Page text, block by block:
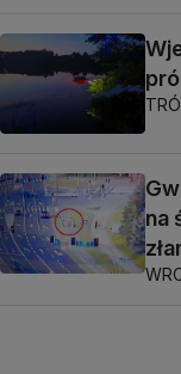
na